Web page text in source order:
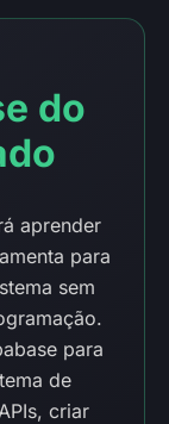
do
aprender
para
sem
para
de
criar